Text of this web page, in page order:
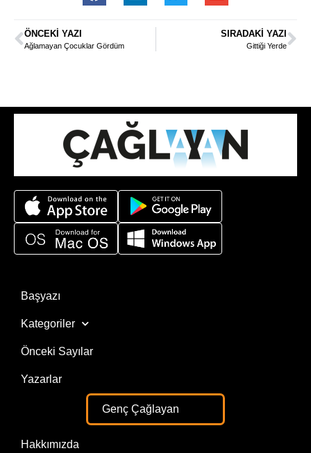
ÖNCEKI YAZI
Ağlamayan Çocuklar Gördüm
SIRADAKI YAZI
Gittiği Yerde
Başyazı
Kategoriler
Önceki Sayılar
Yazarlar
Genç Çağlayan
Hakkımızda